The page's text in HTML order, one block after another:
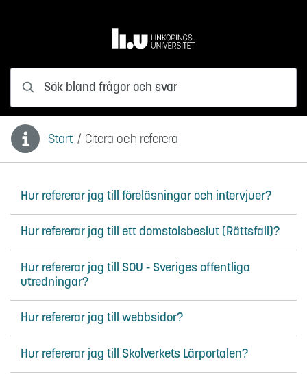
Du är här:Start / Citera och referera
Hur refererar jag till föreläsningar och intervjuer?
Hur refererar jag till ett domstolsbeslut (Rättsfall)?
Hur refererar jag till SOU - Sveriges offentliga
utredningar?
Hur refererar jag till webbsidor?
Hur refererar jag till Skolverkets Lärportalen?